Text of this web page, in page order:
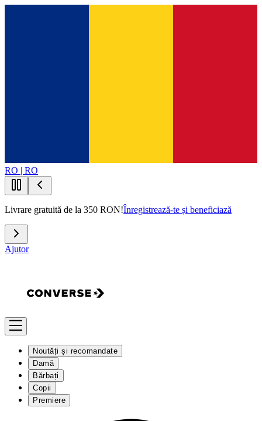
RO | RO
Livrare gratuită de la 350 RON!Înregistrează-te și beneficiază
Ajutor
Noutăți și recomandate
Damă
Bărbați
Copii
Premiere